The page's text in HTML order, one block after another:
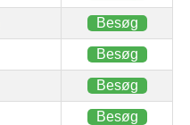
Besøg
Besøg
Besøg
Besøg